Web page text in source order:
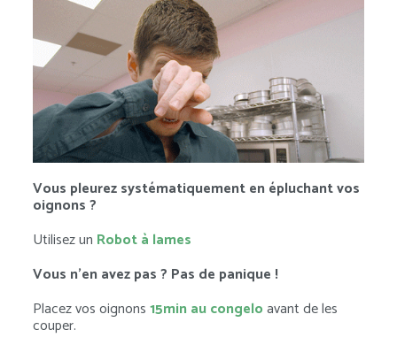
Vous pleurez systématiquement en épluchant vos
oignons ?
Utilisez un Robot à lames
Vous n’en avez pas ? Pas de panique !
Placez vos oignons15min au congeloavant de les
couper.